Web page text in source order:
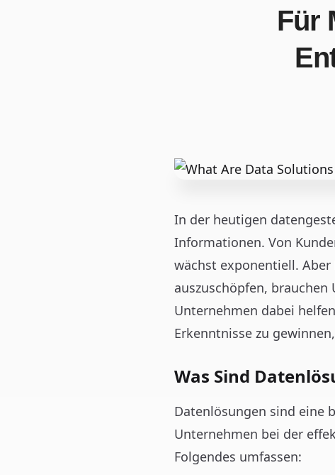
Für
In der heutigen
Informationen. Von
wächst exponentiell.
auszuschöpfen, brauchen
Unternehmen dabei
Erkenntnisse zu
Was Sind
Datenlösungen sind eine
Unternehmen bei der
Folgendes umfassen: